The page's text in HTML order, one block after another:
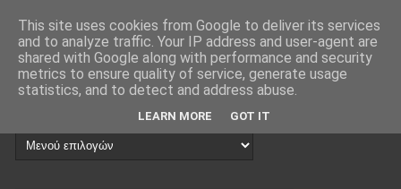
This site uses cookies from Google to deliver its services
and to analyze traffic. Your IP address and user-agent are
shared with Google along with performance and security
metrics to ensure quality of service, generate usage
statistics, and to detect and address abuse.
LEARN MORE GOT IT